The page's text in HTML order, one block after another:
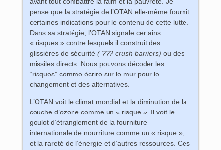
pense que la stratégie de l’OTAN elle-même fournit
certaines indications pour le contenu de cette lutte.
Dans sa stratégie, l’OTAN signale certains
« risques » contre lesquels il construit des
glissières de sécurité( ???crush barriers)ou des
missiles directs. Nous pouvons décoder les
“risques” comme écrire sur le mur pour le
changement et des alternatives.
L’OTAN voit le climat mondial et la diminution de la
couche d’ozone comme un « risque ». Il voit le
goulot d’étranglement de la fourniture
internationale de nourriture comme un « risque »,
et la rareté de l’énergie et d’autres ressources. Ces